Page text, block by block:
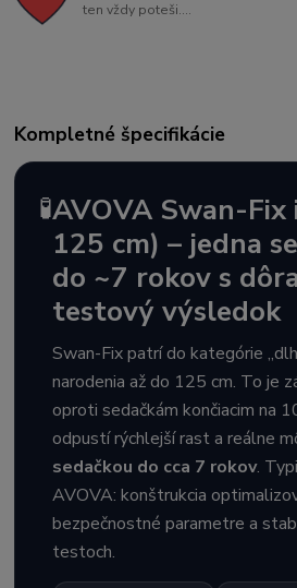
ten vždy poteši....
Kompletné špecifikácie
🧪AVOVA Swan-Fix
125 cm) – jedna
do ~7 rokov s
testový výsledok
Swan-Fix patrí do kategórie
narodenia až do 125 cm. To je
oproti sedačkám končiacim na
odpustí rýchlejší rast a reálne
sedačkou do cca 7 rokov.
AVOVA: konštrukcia
bezpečnostné parametre a
testoch.